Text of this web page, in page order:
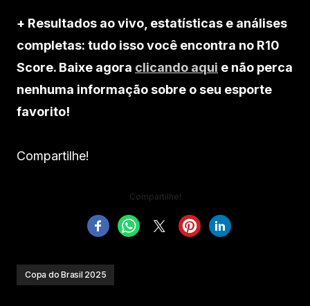
+ Resultados ao vivo, estatísticas e análises
completas: tudo isso você encontra no R10
Score. Baixe agora clicando aqui e não perca
nenhuma informação sobre o seu esporte
favorito!
Compartilhe!
Compartilhe!
Copa do Brasil 2025